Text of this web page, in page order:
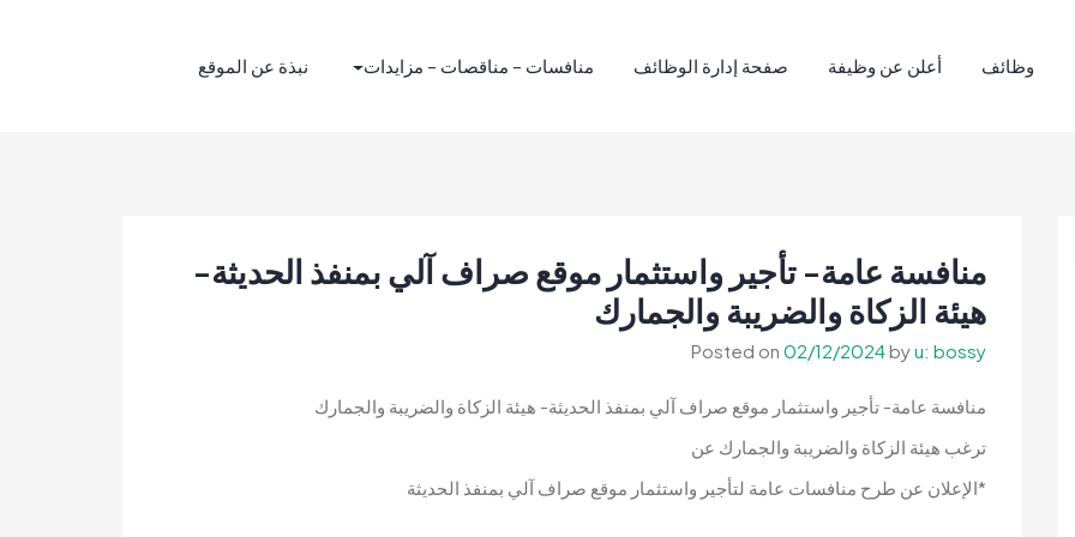
وظائف أعلن عن وظيفة صفحة إدارة الوظائف منافسات – مناقصات – مزايدات نبذة عن الموقع
منافسة عامة- تأجير واستثمار موقع صراف آلي بمنفذ الحديثة-
هيئة الزكاة والضريبة والجمارك
Posted on 02/12/2024byu: bossy
منافسة عامة- تأجير واستثمار موقع صراف آلي بمنفذ الحديثة- هيئة الزكاة والضريبة والجمارك
ترغب هيئة الزكاة والضريبة والجمارك عن
*الإعلان عن طرح منافسات عامة لتأجير واستثمار موقع صراف آلي بمنفذ الحديثة